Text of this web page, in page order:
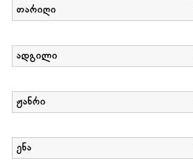
თარიღი
ადგილი
ჟანრი
ენა